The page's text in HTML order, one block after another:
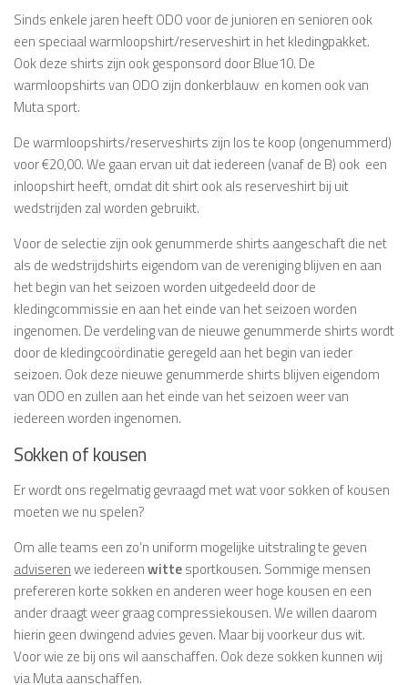
Sinds enkele jaren heeft ODO voor de junioren en senioren ook
een speciaal warmloopshirt/reserveshirt in het kledingpakket.
Ook deze shirts zijn ook gesponsord door Blue10. De
warmloopshirts van ODO zijn donkerblauw en komen ook van
Muta sport.
De warmloopshirts/reserveshirts zijn los te koop (ongenummerd)
voor €20,00. We gaan ervan uit dat iedereen (vanaf de B) ook een
inloopshirt heeft, omdat dit shirt ook als reserveshirt bij uit
wedstrijden zal worden gebruikt.
Voor de selectie zijn ook genummerde shirts aangeschaft die net
als de wedstrijdshirts eigendom van de vereniging blijven en aan
het begin van het seizoen worden uitgedeeld door de
kledingcommissie en aan het einde van het seizoen worden
ingenomen. De verdeling van de nieuwe genummerde shirts wordt
door de kledingcoördinatie geregeld aan het begin van ieder
seizoen. Ook deze nieuwe genummerde shirts blijven eigendom
van ODO en zullen aan het einde van het seizoen weer van
iedereen worden ingenomen.
Sokken of kousen
Er wordt ons regelmatig gevraagd met wat voor sokken of kousen
moeten we nu spelen?
Om alle teams een zo’n uniform mogelijke uitstraling te geven
adviserenwe iedereenwittesportkousen. Sommige mensen
prefereren korte sokken en anderen weer hoge kousen en een
ander draagt weer graag compressiekousen. We willen daarom
hierin geen dwingend advies geven. Maar bij voorkeur dus wit.
Voor wie ze bij ons wil aanschaffen. Ook deze sokken kunnen wij
via Muta aanschaffen.